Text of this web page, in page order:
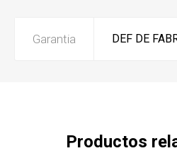
Garantia DEF DE
Productos